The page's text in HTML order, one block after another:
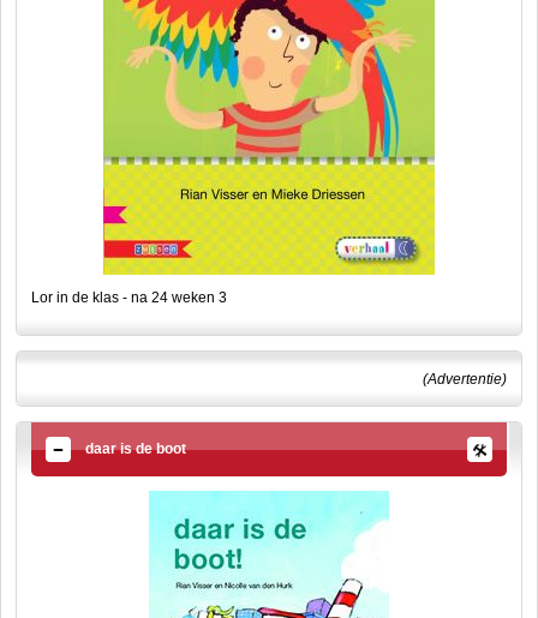
Lor in de klas - na 24 weken 3
(Advertentie)
daar is de boot